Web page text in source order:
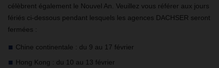
célèbrent également le Nouvel An. Veuillez vous référer aux jours
fériés ci-dessous pendant lesquels les agences DACHSER seront
fermées :
Chine continentale : du 9 au 17 février
Hong Kong : du 10 au 13 février